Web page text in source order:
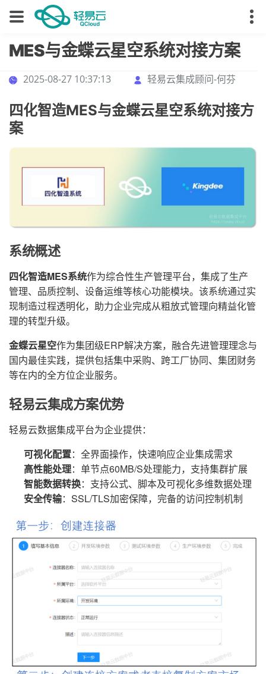
MES与金蝶云星空系统对接方案
2025-08-27 10:37:13 轻易云集成顾问-何芬
四化智造MES与金蝶云星空系统对接方
案
系统概述
四化智造MES系统作为综合性生产管理平台，集成了生产
管理、品质控制、设备运维等核心功能模块。该系统通过实
现制造过程透明化，助力企业完成从粗放式管理向精益化管
理的转型升级。
金蝶云星空作为集团级ERP解决方案，融合先进管理理念与
国内最佳实践，提供包括集中采购、跨工厂协同、集团财务
等在内的全方位企业服务。
轻易云集成方案优势
轻易云数据集成平台为企业提供：
可视化配置：全界面操作，快速响应企业集成需求
高性能处理：单节点60MB/S处理能力，支持集群扩展
智能数据转换：支持公式、脚本及可视化多维数据处理
安全传输：SSL/TLS加密保障，完备的访问控制机制